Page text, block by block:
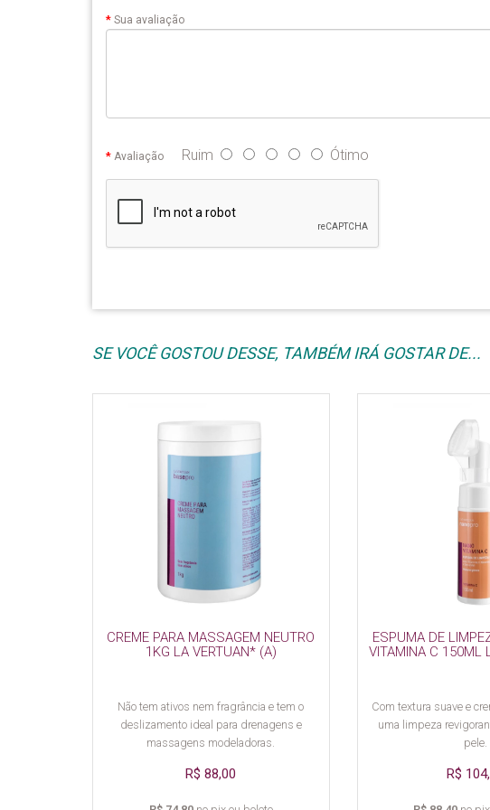
Sua avaliação
Avaliação Ruim Ótimo
SE VOCÊ GOSTOU DESSE, TAMBÉM IRÁ GOSTAR DE...
CREME PARA MASSAGEM NEUTRO
1KG LA VERTUAN* (A)
Não tem ativos nem fragrância e tem o
deslizamento ideal para drenagens e
massagens modeladoras.
R$ 88,00
ESPUMA DE
VITAMINA C 150ML
Com textura suave e
uma limpeza
pele.
R$